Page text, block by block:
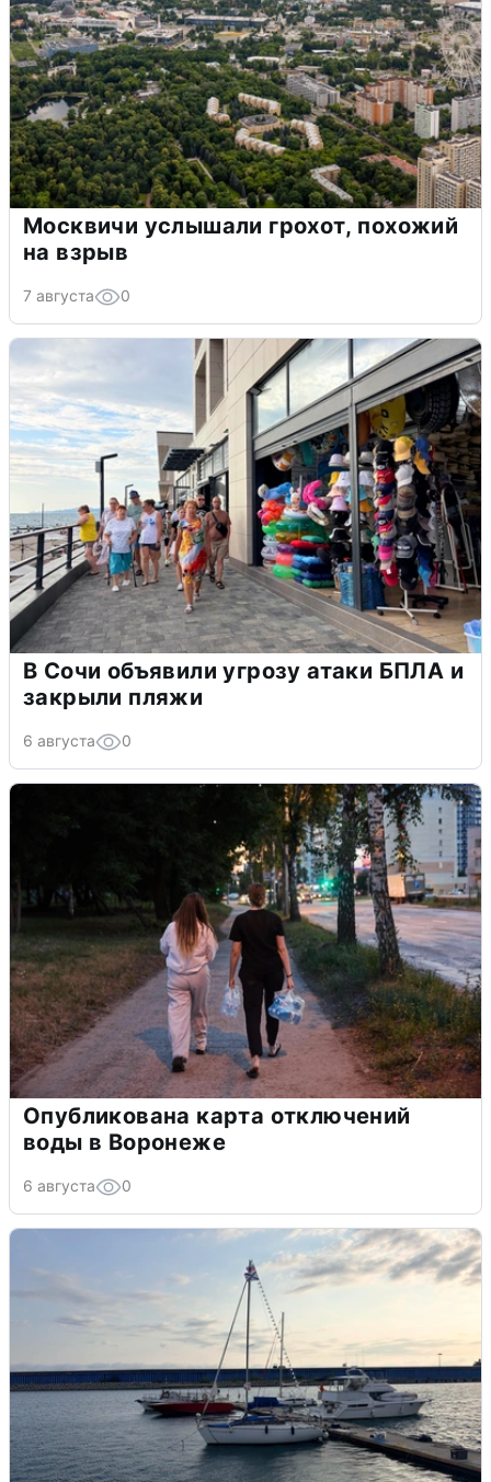
Москвичи услышали грохот, похожий
на взрыв
7 августа 0
В Сочи объявили угрозу атаки БПЛА и
закрыли пляжи
6 августа 0
Опубликована карта отключений
воды в Воронеже
6 августа 0